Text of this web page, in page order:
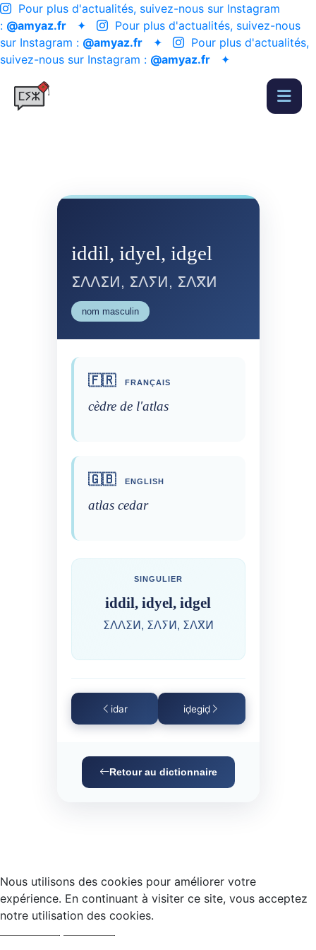
Pour plus d'actualités, suivez-nous sur Instagram
: @amyaz.fr ✦
Pour plus d'actualités, suivez-nous
sur Instagram : @amyaz.fr ✦
Pour plus d'actualités,
suivez-nous sur Instagram : @amyaz.fr ✦
iddil, idyel, idgel
ⵉⴷⴷⵉⵍ, ⵉⴷⵢⵍ, ⵉⴷⴳⵍ
nom masculin
🇫🇷 FRANÇAIS
cèdre de l'atlas
🇬🇧 ENGLISH
atlas cedar
SINGULIER
iddil, idyel, idgel
ⵉⴷⴷⵉⵍ, ⵉⴷⵢⵍ, ⵉⴷⴳⵍ
idar iḍegiḍ
Retour au dictionnaire
Nous utilisons des cookies pour améliorer votre
expérience. En continuant à visiter ce site, vous acceptez
notre utilisation des cookies.